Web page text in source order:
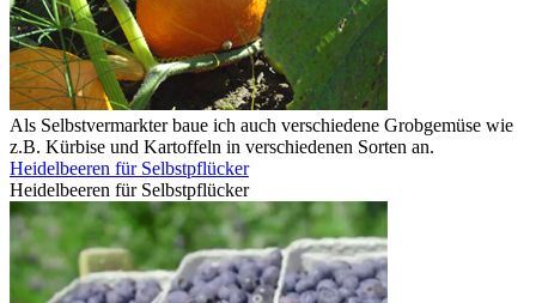
Als Selbstvermarkter baue ich auch verschiedene Grobgemüse wie
z.B. Kürbise und Kartoffeln in verschiedenen Sorten an.
Heidelbeeren für Selbstpflücker
Heidelbeeren für Selbstpflücker